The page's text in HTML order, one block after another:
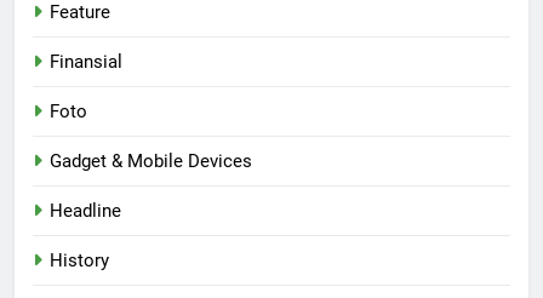
Feature
Finansial
Foto
Gadget & Mobile Devices
Headline
History